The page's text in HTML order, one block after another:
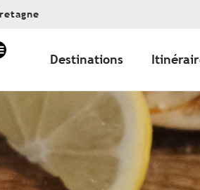
Destinations